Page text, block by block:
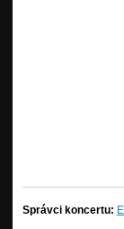
Správci koncertu: